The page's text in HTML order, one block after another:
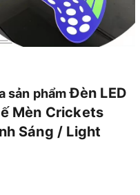
sản phẩmĐèn LED
Mèn Crickets
Sáng / Light